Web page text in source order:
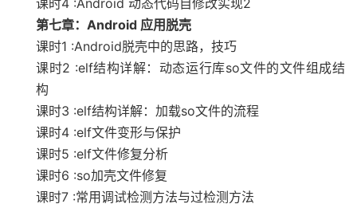
第七章：Android 应用脱壳
课时1 :Android脱壳中的思路，技巧
课时2 :elf结构详解：动态运行库so文件的文件组成结
构
课时3 :elf结构详解：加载so文件的流程
课时4 :elf文件变形与保护
课时5 :elf文件修复分析
课时6 :so加壳文件修复
课时7 :常用调试检测方法与过检测方法